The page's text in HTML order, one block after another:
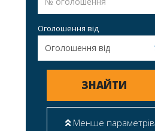
Оголошення від
ЗНАЙТИ
Менше параметрів